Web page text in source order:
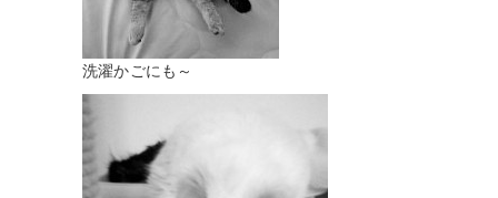
洗濯かごにも～